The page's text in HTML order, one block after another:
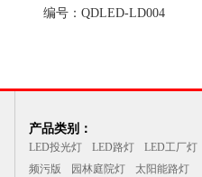
编号：QDLED-LD004
产品类别：
LED投光灯 LED路灯
LED工厂灯
频污版
园林庭院灯 太阳能路灯